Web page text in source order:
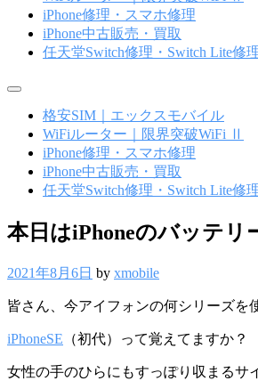
iPhone修理・スマホ修理
iPhone中古販売・買取
任天堂Switch修理・Switch Lite修
メ
格安SIM｜エックスモバイル
WiFiルーター｜限界突破WiFi Ⅱ
iPhone修理・スマホ修理
iPhone中古販売・買取
任天堂Switch修理・Switch Lite修
本日はiPhoneのバッテ
2021年8月6日 by xmobile
皆さん、今アイフォンの何シリーズを
iPhoneSE （初代）って覚えてますか？
女性の手のひらにもすっぽり収まるサ